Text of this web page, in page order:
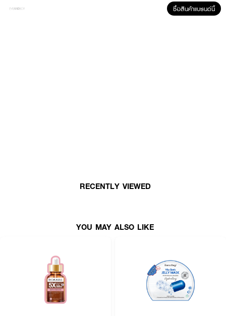
ทำความสะอาดผิวหน้า วางแผ่นมาส์กบนผิวหน้า ปรับให้พอดี และแนบสนิทกับผิว
ทั้งไว้ประมาณ 10-15 นาที หลังจากนั้นดึงแผ่นมาส์กออก
ใช้ปลายนิ้วนวดเบาๆบนปิวหน้า เพื่อให้เอสเซนส์ ซึมซับได้ดียิ่งขึ้น
ซื้อสินค้าแบรนด์นี้
RECENTLY VIEWED
YOU MAY ALSO LIKE